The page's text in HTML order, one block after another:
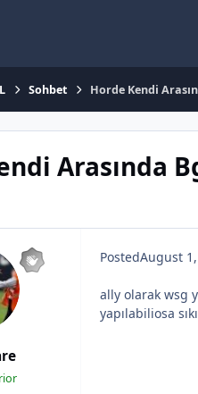
Sohbet Horde Kendi
Arasında
PostedAugust 1,
ally olarak wsg
yapılabiliosa